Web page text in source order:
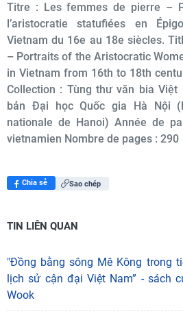
Titre : Les femmes de pierre –
l’aristocratie statufiées en
Vietnam du 16e au 18e siècles.
– Portraits of the Aristocratic
in Vietnam from 16th to 18th
Collection : Tùng thư văn bia Việt
bản Đại học Quốc gia Hà Nội
nationale de Hanoi) Année de
vietnamien Nombre de pages : 290
Chia sẻ Sao chép
TIN LIÊN QUAN
"Đồng bằng sông Mê Kông trong
lịch sử cận đại Việt Nam” - sách
Wook